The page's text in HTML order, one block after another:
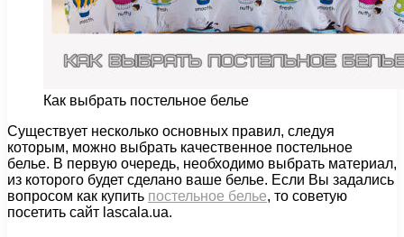
Как выбрать постельное белье
Существует несколько основных правил, следуя
которым, можно выбрать качественное постельное
белье. В первую очередь, необходимо выбрать материал,
из которого будет сделано ваше белье. Если Вы задались
вопросом как купить постельное белье, то советую
посетить сайт lascala.ua.